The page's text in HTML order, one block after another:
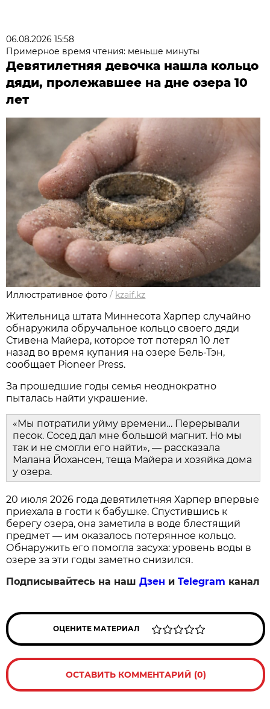
06.08.2026 15:58
Примерное время чтения: меньше минуты
Девятилетняя девочка нашла кольцо
дяди, пролежавшее на дне озера 10
лет
Иллюстративное фото / kzaif.kz
Жительница штата Миннесота Харпер случайно
обнаружила обручальное кольцо своего дяди
Стивена Майера, которое тот потерял 10 лет
назад во время купания на озере Бель-Тэн,
сообщает Pioneer Press.
За прошедшие годы семья неоднократно
пыталась найти украшение.
«Мы потратили уйму времени… Перерывали
песок. Сосед дал мне большой магнит. Но мы
так и не смогли его найти», — рассказала
Малана Йохансен, теща Майера и хозяйка дома
у озера.
20 июля 2026 года девятилетняя Харпер впервые
приехала в гости к бабушке. Спустившись к
берегу озера, она заметила в воде блестящий
предмет — им оказалось потерянное кольцо.
Обнаружить его помогла засуха: уровень воды в
озере за эти годы заметно снизился.
Подписывайтесь на нашДзен иTelegram канал
ОЦЕНИТЕ МАТЕРИАЛ
ОСТАВИТЬ КОММЕНТАРИЙ (0)